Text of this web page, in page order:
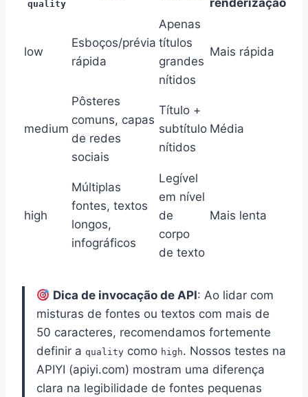
quality
renderização
low
Esboços/prévia
rápida
Apenas
títulos
grandes
nítidos
Mais rápida
medium
Pôsteres
comuns, capas
de redes
sociais
Título +
subtítulo
nítidos
Média
high
Múltiplas
fontes, textos
longos,
infográficos
Legível
em nível
de
corpo
de texto
Mais lenta
Dica de invocação de API: Ao lidar com
misturas de fontes ou textos com mais de
50 caracteres, recomendamos fortemente
definir a quality como high. Nossos testes na
APIYI (apiyi.com) mostram uma diferença
clara na legibilidade de fontes pequenas